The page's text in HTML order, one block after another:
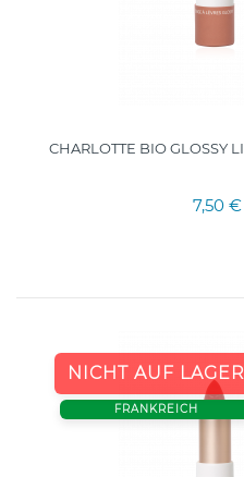
CHARLOTTE BIO GLOSSY
7,50 €
NICHT AUF LAGER
FRANKREICH